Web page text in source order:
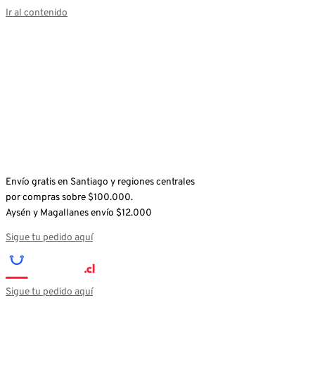
Ir al contenido
Envío gratis en Santiago y regiones centrales
por compras sobre $100.000.
Aysén y Magallanes envío $12.000
Sigue tu pedido aquí
Sigue tu pedido aquí